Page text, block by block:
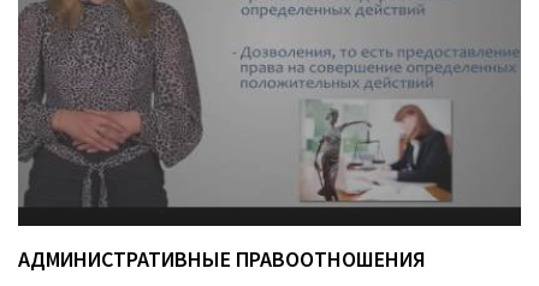
АДМИНИСТРАТИВНЫЕ ПРАВООТНОШЕНИЯ